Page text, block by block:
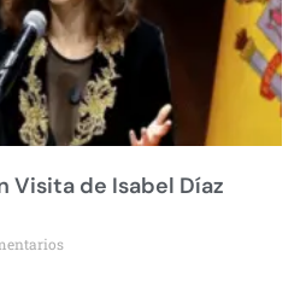
Visita de Isabel Díaz